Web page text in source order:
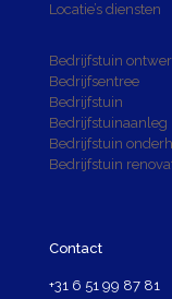
Locatie’s diensten
Bedrijfstuin
Bedrijfsentree
Bedrijfstuin
Bedrijfstuinaanleg
Bedrijfstuin
Bedrijfstuin
Contact
+31 6 51 99 87 81